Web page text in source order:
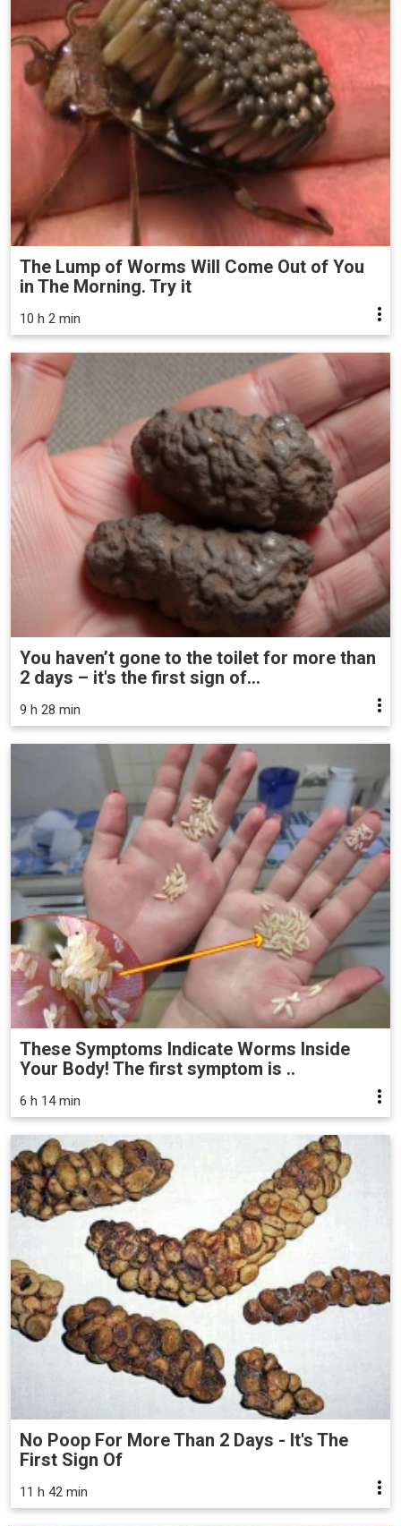
The Lump of Worms Will Come Out of You
in The Morning. Try it
10 h 2 min
You haven’t gone to the toilet for more than
2 days – it's the first sign of...
9 h 28 min
These Symptoms Indicate Worms Inside
Your Body! The first symptom is ..
6 h 14 min
No Poop For More Than 2 Days - It's The
First Sign Of
11 h 42 min